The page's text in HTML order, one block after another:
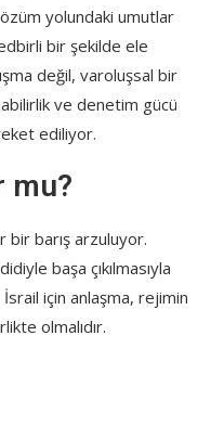
yolundaki umutlar
bir şekilde ele
değil, varoluşsal bir
ve denetim gücü
ediliyor.
mu?
bir barış arzuluyor.
başa çıkılmasıyla
için anlaşma, rejimin
olmalıdır.